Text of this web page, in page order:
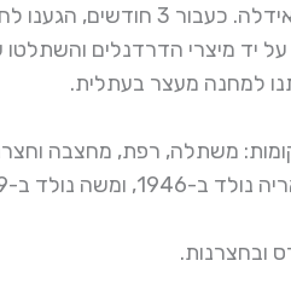
יד מיצרי הדרדנלים והשתלטו
למחנה מעצר בעתלית.
משתלה, רפת, מחצבה
ובחצרנות.